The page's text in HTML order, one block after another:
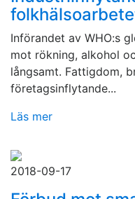
Införandet av WHO:s
mot rökning, alkohol
långsamt. Fattigdom,
företagsinflytande...
Läs mer
2018-09-17